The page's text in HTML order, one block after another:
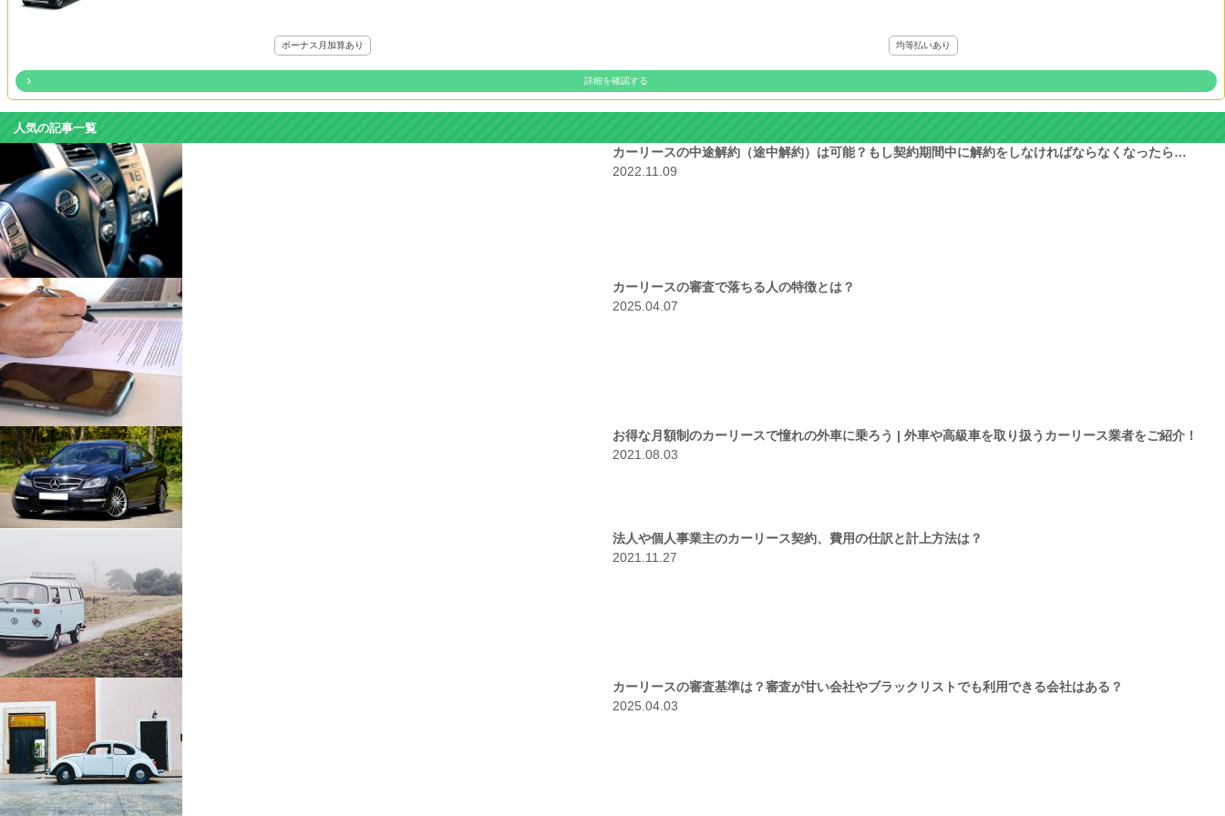
ボーナス月加算あり 均等払いあり
詳細を確認する
人気の記事一覧
カーリースの中途解約（途中解約）は可能？もし契約期間中に解約をしなければならなくなったら…
2022.11.09
カーリースの審査で落ちる人の特徴とは？
2025.04.07
お得な月額制のカーリースで憧れの外車に乗ろう | 外車や高級車を取り扱うカーリース業者をご紹介！
2021.08.03
法人や個人事業主のカーリース契約、費用の仕訳と計上方法は？
2021.11.27
カーリースの審査基準は？審査が甘い会社やブラックリストでも利用できる会社はある？
2025.04.03